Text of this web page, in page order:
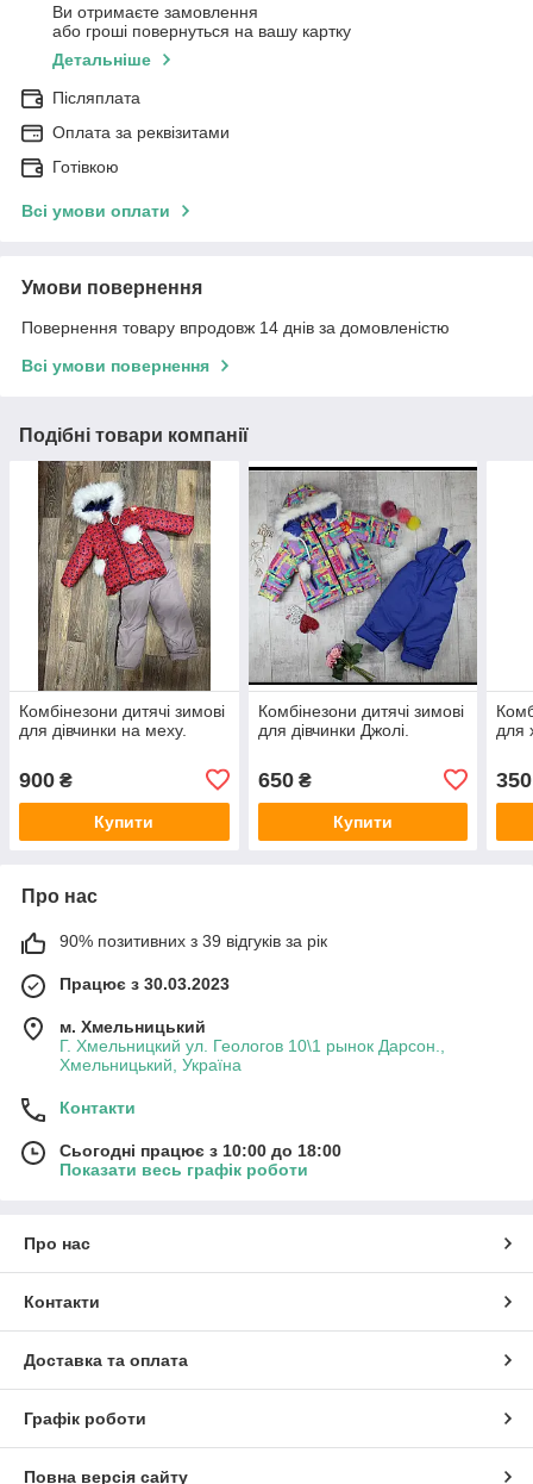
Ви отримаєте замовлення
або гроші повернуться на вашу картку
Детальніше
Післяплата
Оплата за реквізитами
Готівкою
Всі умови оплати
Умови повернення
Повернення товару впродовж 14 днів за домовленістю
Всі умови повернення
Подібні товари компанії
Комбінезони дитячі зимові
для дівчинки на меху.
900 ₴
Купити
Комбінезони дитячі зимові
для дівчинки Джолі.
650₴
Купити
для
350
Про нас
90% позитивних з 39 відгуків за рік
Працює з 30.03.2023
м. Хмельницький
Г. Хмельницкий ул. Геологов 10\1 рынок Дарсон.,
Хмельницький, Україна
Контакти
Сьогодні працює з 10:00 до 18:00
Показати весь графік роботи
Про нас
Контакти
Доставка та оплата
Графік роботи
Повна версія сайту